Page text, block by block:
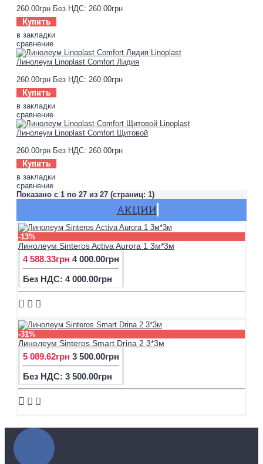
260.00грн Без НДС: 260.00грн
Купить
в закладки
сравнение
Линолеум Linoplast Comfort Лидия
260.00грн Без НДС: 260.00грн
Купить
в закладки
сравнение
Линолеум Linoplast Comfort Щитовой
260.00грн Без НДС: 260.00грн
Купить
в закладки
сравнение
Показано с 1 по 27 из 27 (страниц: 1)
АКЦИИ
-13%
Линолеум Sinteros Activa Aurora 1 3м*3м
4 588.33грн 4 000.00грн
Без НДС: 4 000.00грн
-31%
Линолеум Sinteros Smart Drina 2 3*3м
5 089.62грн 3 500.00грн
Без НДС: 3 500.00грн